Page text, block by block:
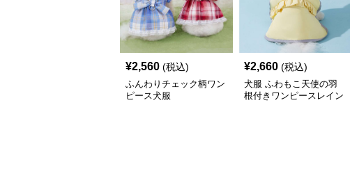
¥2,560 (税込)
ふんわりチェック柄ワン
ピース犬服
¥2,660 (税込)
犬服 ふわもこ天使の羽
根付きワンピースレイン